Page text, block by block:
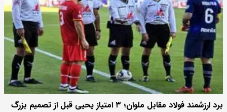
برد ارزشمند فولاد مقابل ملوان؛ ۳ امتیاز یحیی قبل از تصمیم بزرگ